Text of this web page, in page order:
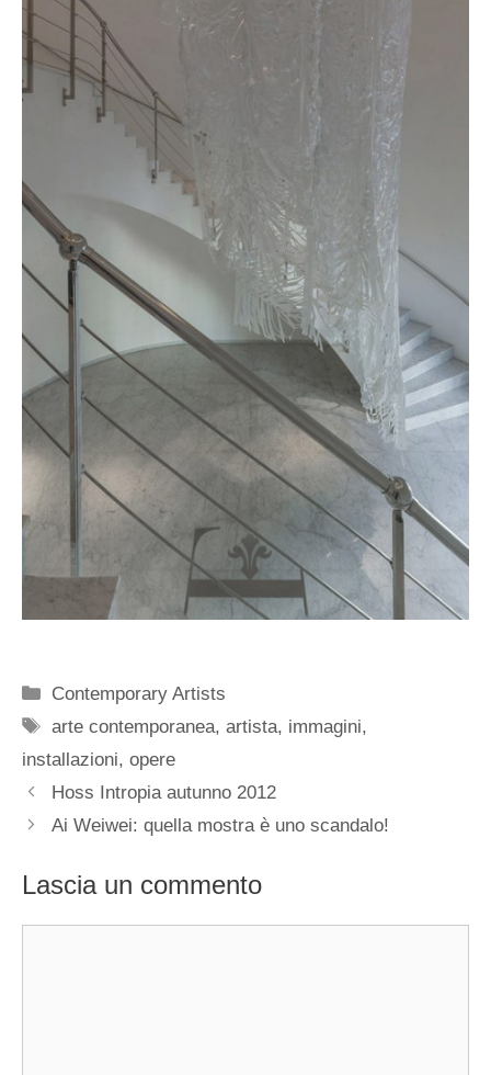
Categorie
Contemporary Artists
Tag
arte contemporanea,artista, immagini,
installazioni, opere
Hoss Intropia autunno 2012
Ai Weiwei: quella mostra è uno scandalo!
Lascia un commento